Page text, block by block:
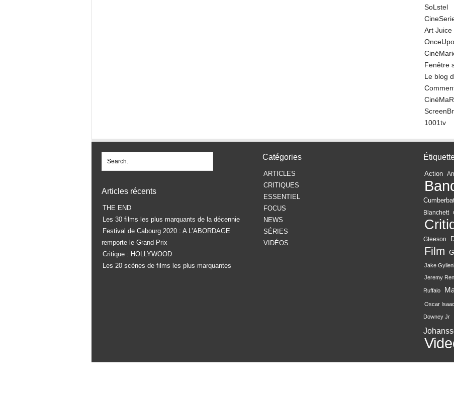
SoLstel
Art Juice
Fenêtre
Le blog
1001tv
Articles récents
THE END
Les 30 films les plus marquants de la décennie
Festival de Cabourg 2020 : A L’ABORDAGE
remporte le Grand Prix
Critique : HOLLYWOOD
Les 20 scènes de films les plus marquantes
Catégories
ARTICLES
CRITIQUES
ESSENTIEL
FOCUS
NEWS
SÉRIES
VIDÉOS
Action
Blanchett
Gleeson
Film
Jake
Jeremy
Ruffalo
Oscar Isaac
Downey Jr